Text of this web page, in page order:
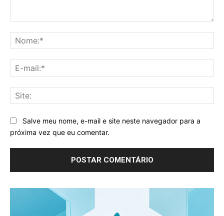
Salve meu nome, e-mail e site neste navegador para a
próxima vez que eu comentar.